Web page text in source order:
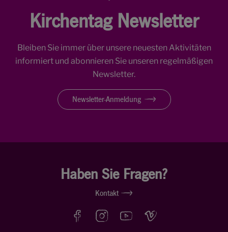
Kirchentag Newsletter
Bleiben Sie immer über unsere neuesten Aktivitäten
informiert und abonnieren Sie unseren regelmäßigen
Newsletter.
Newsletter-Anmeldung
Haben Sie Fragen?
Kontakt